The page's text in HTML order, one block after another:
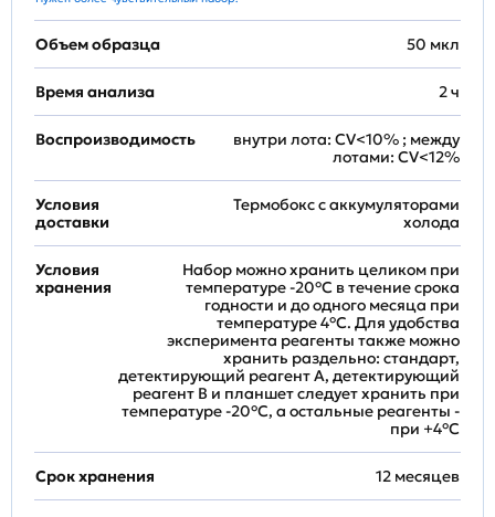
Объем образца 50 мкл
Время анализа 2 ч
Воспроизводимость
внутри лота: CV<10% ; между
лотами: CV<12%
Условия
доставки
Термобокс с аккумуляторами
холода
Условия
хранения
Набор можно хранить целиком при
температуре -20°C в течение срока
годности и до одного месяца при
температуре 4°C. Для удобства
эксперимента реагенты также можно
хранить раздельно: стандарт,
детектирующий реагент A, детектирующий
реагент B и планшет следует хранить при
температуре -20°C, а остальные реагенты -
при +4°С
Срок хранения 12 месяцев